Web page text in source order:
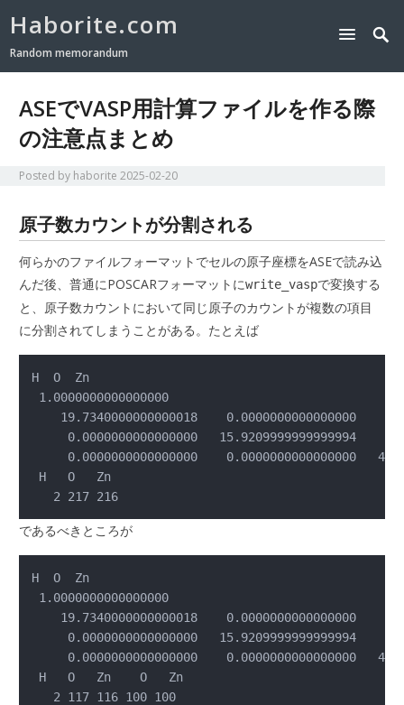
Haborite.com
Random memorandum
ASEでVASP用計算ファイルを作る際
の注意点まとめ
Posted by haborite 2025-02-20
原子数カウントが分割される
何らかのファイルフォーマットでセルの原子座標をASEで読み込
んだ後、普通にPOSCARフォーマットにwrite_vaspで変換する
と、原子数カウントにおいて同じ原子のカウントが複数の項目
に分割されてしまうことがある。たとえば
H  O  Zn
1.0000000000000000
19.7340000000000018    0.0000000000000000
0.0000000000000000   15.9209999999999994
0.0000000000000000    0.0000000000000000
H   O   Zn
   2 217 216
であるべきところが
H  O  Zn
1.0000000000000000
19.7340000000000018    0.0000000000000000
0.0000000000000000   15.9209999999999994
0.0000000000000000    0.0000000000000000
H   O   Zn    O   Zn
   2 117 116 100 100